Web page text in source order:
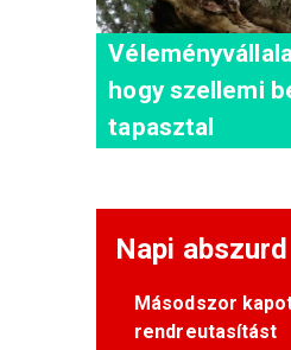
hogy szellemi
tapasztal
Napi abszurd
Másodszor
rendreutasítást